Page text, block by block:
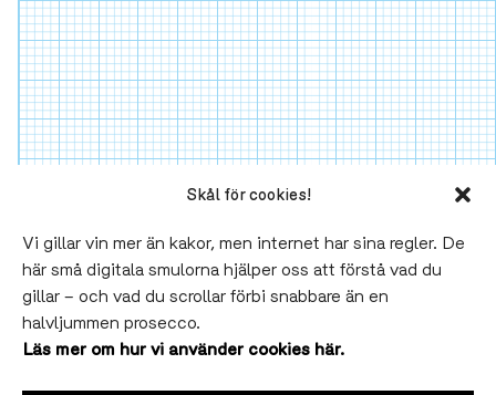
Skål för cookies!
Vi gillar vin mer än kakor, men internet har sina regler. De
här små digitala smulorna hjälper oss att förstå vad du
gillar – och vad du scrollar förbi snabbare än en
halvljummen prosecco.
Läs mer om hur vi använder cookies här.